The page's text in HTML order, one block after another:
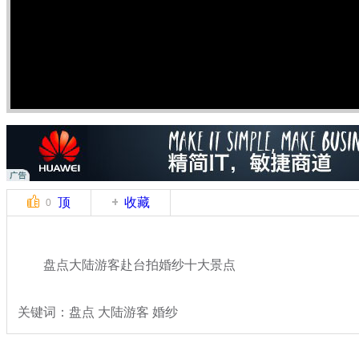
0 顶 收藏
盘点大陆游客赴台拍婚纱十大景点
关键词：盘点 大陆游客 婚纱